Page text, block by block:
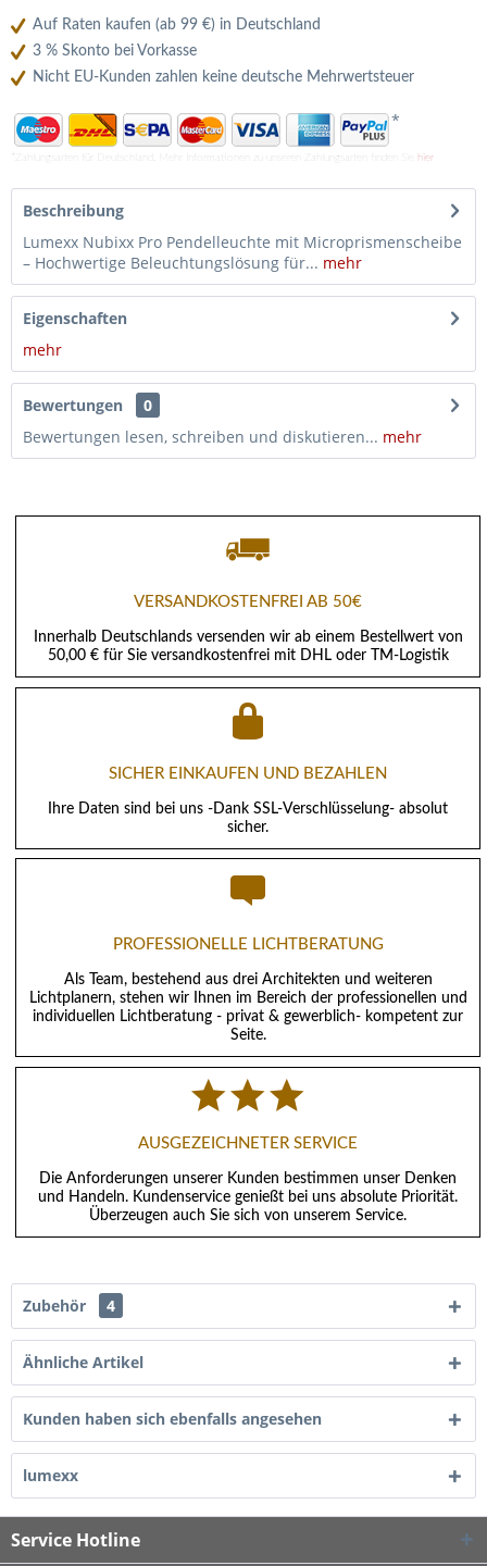
Auf Raten kaufen (ab 99 €) in Deutschland
3 % Skonto bei Vorkasse
Nicht EU-Kunden zahlen keine deutsche Mehrwertsteuer
*
*Zahlungsarten für Deutschland. Mehr Informationen zu unseren Zahlungsarten finden Sie hier
Beschreibung
Lumexx Nubixx Pro Pendelleuchte mit Microprismenscheibe
– Hochwertige Beleuchtungslösung für... mehr
Eigenschaften
mehr
Bewertungen
0
Bewertungen lesen, schreiben und diskutieren... mehr
VERSANDKOSTENFREI AB 50€
Innerhalb Deutschlands versenden wir ab einem Bestellwert von
50,00 € für Sie versandkostenfrei mit DHL oder TM-Logistik
SICHER EINKAUFEN UND BEZAHLEN
Ihre Daten sind bei uns -Dank SSL-Verschlüsselung- absolut
sicher.
PROFESSIONELLE LICHTBERATUNG
Als Team, bestehend aus drei Architekten und weiteren
Lichtplanern, stehen wir Ihnen im Bereich der professionellen und
individuellen Lichtberatung - privat & gewerblich- kompetent zur
Seite.
AUSGEZEICHNETER SERVICE
Die Anforderungen unserer Kunden bestimmen unser Denken
und Handeln. Kundenservice genießt bei uns absolute Priorität.
Überzeugen auch Sie sich von unserem Service.
Zubehör 4
Ähnliche Artikel
Kunden haben sich ebenfalls angesehen
lumexx
Service Hotline